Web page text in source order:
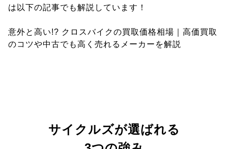
は以下の記事でも解説しています！
意外と高い!? クロスバイクの買取価格相場｜高価買取
のコツや中古でも高く売れるメーカーを解説
サイクルズが選ばれる